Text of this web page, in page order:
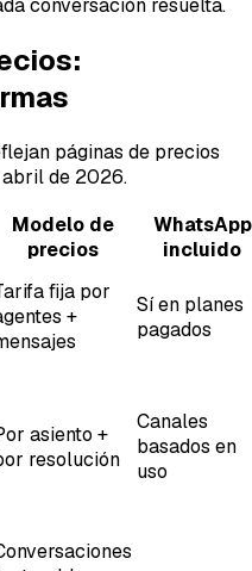
conversación resuelta.
páginas de precios
de 2026.
Modelo de
precios
WhatsApp
incluido
fija por
+
Sí en planes
pagados
asiento +
resolución
Canales
basados en
uso